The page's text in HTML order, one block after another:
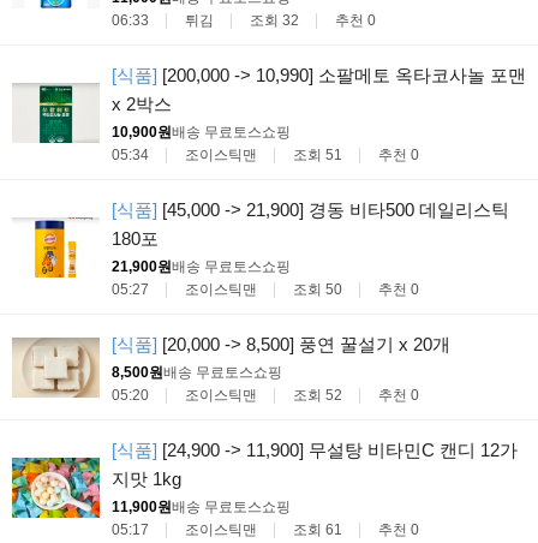
06:33
튀김 조회 32 추천 0
[식품] [200,000 -> 10,990] 소팔메토 옥타코사놀 포맨
x 2박스
10,900원배송 무료토스쇼핑
05:34
조이스틱맨 조회 51 추천 0
[식품] [45,000 -> 21,900] 경동 비타500 데일리스틱
180포
21,900원배송 무료토스쇼핑
05:27
조이스틱맨 조회 50 추천 0
[식품] [20,000 -> 8,500] 풍연 꿀설기 x 20개
8,500원배송 무료토스쇼핑
05:20
조이스틱맨 조회 52 추천 0
[식품] [24,900 -> 11,900] 무설탕 비타민C 캔디 12가
지맛 1kg
11,900원배송 무료토스쇼핑
05:17
조이스틱맨 조회 61 추천 0